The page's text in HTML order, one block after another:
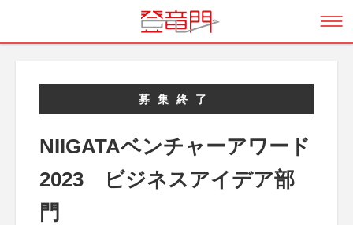
募集終了
NIIGATAベンチャーアワード
2023 ビジネスアイデア部
門